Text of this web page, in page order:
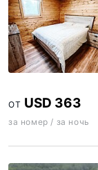
ОТ USD 363
за номер / за ночь